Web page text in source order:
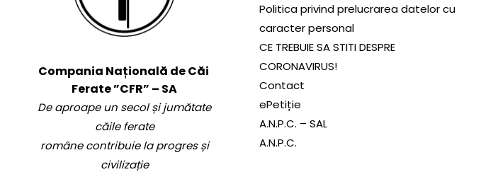
Compania Națională de Căi
Ferate ”CFR” – SA
De aproape un secol și jumătate
căile ferate
române contribuie la progres și
civilizație
Politica privind prelucrarea datelor cu
caracter personal
CE TREBUIE SA STITI DESPRE
CORONAVIRUS!
Contact
ePetiție
A.N.P.C. – SAL
A.N.P.C.